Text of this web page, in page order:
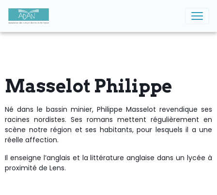
Masselot Philippe
Né dans le bassin minier, Philippe Masselot revendique ses
racines nordistes. Ses romans mettent régulièrement en
scène notre région et ses habitants, pour lesquels il a une
réelle affection.
Il enseigne l’anglais et la littérature anglaise dans un lycée à
proximité de Lens.